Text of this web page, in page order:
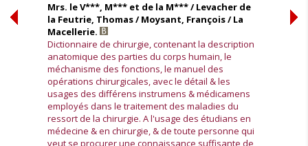
Mrs. le V***, M*** et de la M*** / Levacher de
la Feutrie, Thomas / Moysant, François / La
Macellerie.
Dictionnaire de chirurgie, contenant la description
anatomique des parties du corps humain, le
méchanisme des fonctions, le manuel des
opérations chirurgicales, avec le détail & les
usages des différens instrumens & médicamens
employés dans le traitement des maladies du
ressort de la chirurgie. A l'usage des étudians en
médecine & en chirurgie, & de toute personne qui
veut se procurer une connaissance suffisante de